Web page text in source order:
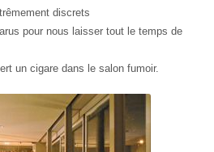
discrets
pour nous laisser tout le temps de
un cigare dans le salon fumoir.